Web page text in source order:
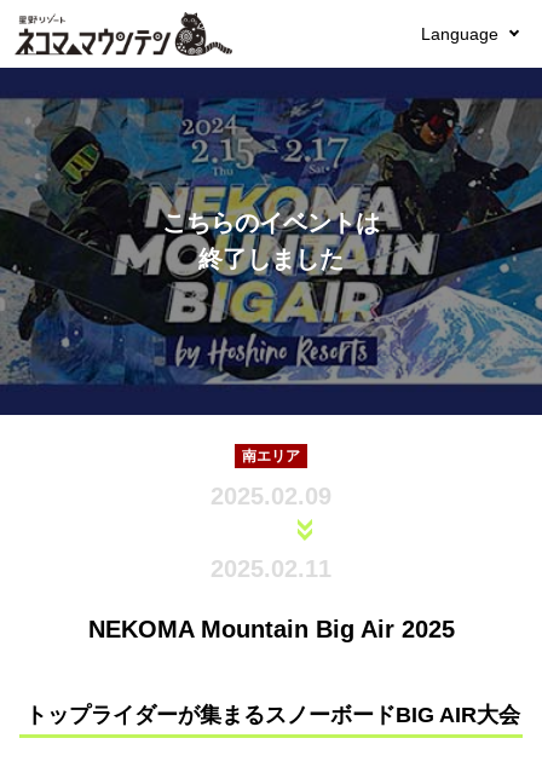
Language
こちらのイベントは
終了しました
南エリア
2025.02.09
2025.02.11
NEKOMA Mountain Big Air 2025
トップライダーが集まるスノーボードBIG AIR大会